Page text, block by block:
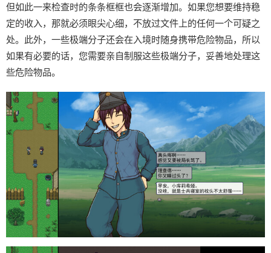
但如此一来检查时的条条框框也会逐渐增加。如果您想要维持稳
定的收入，那就必须眼尖心细，不放过文件上的任何一个可疑之
处。此外，一些极端分子还会在入境时随身携带危险物品，所以
如果有必要的话，您需要亲自制服这些极端分子，妥善地处理这
些危险物品。